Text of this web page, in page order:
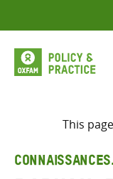
to
content
This